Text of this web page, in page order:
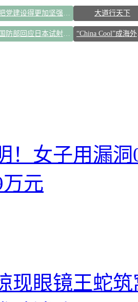
把党建设得更加坚强有力 大道行天下
国防部回应日本试射“战斧”导弹
！女子用漏
元
现眼镜王蛇